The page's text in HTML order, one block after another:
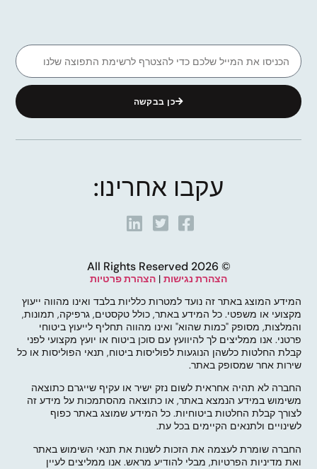
כן בבקשה
עקבו אחרינו:
© 2026 All Rights Reserved
הצהרת נגישות | הצהרת פרטיות
המידע המוצג באתר זה נועד למטרות כלליות בלבד ואינו מהווה ייעוץ
מקצועי או משפטי. כל המידע באתר, כולל טקסטים, גרפיקה, תמונות,
והמלצות, מסופק "כמות שהוא" ואינו מהווה תחליף לייעוץ ביטוחי
פרטני. אנו ממליצים לך להיוועץ עם סוכן ביטוח או יועץ מקצועי לפני
קבלת החלטות כלשהן הנוגעות לפוליסות ביטוח, תנאי הפוליסות או כל
שירות אחר שמסופק באתר.
החברה לא תהיה אחראית לשום נזק ישיר או עקיף שייגרם כתוצאה
משימוש במידע הנמצא באתר, או כתוצאה מהסתמכות על מידע זה
לצורך קבלת החלטות ביטוחיות. כל המידע שמוצג באתר כפוף
לשינויים ולתנאים הקיימים בכל עת.
החברה שומרת לעצמה את הזכות לשנות את תנאי השימוש באתר
ואת מדיניות הפרטיות, מבלי להודיע מראש. אנו ממליצים לעיין